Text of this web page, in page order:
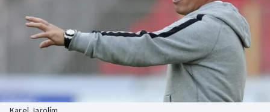
Americký fotbal
Baseball a softbal
Basketbal
Biatlon
NEPŘEHLÉDNĚTE
Soutěže
Historické návraty
Aplikace ČT sport